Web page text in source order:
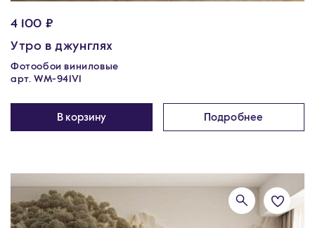
4 100 ₽
Утро в джунглях
Фотообои виниловые
арт. WM-941V1
В корзину Подробнее